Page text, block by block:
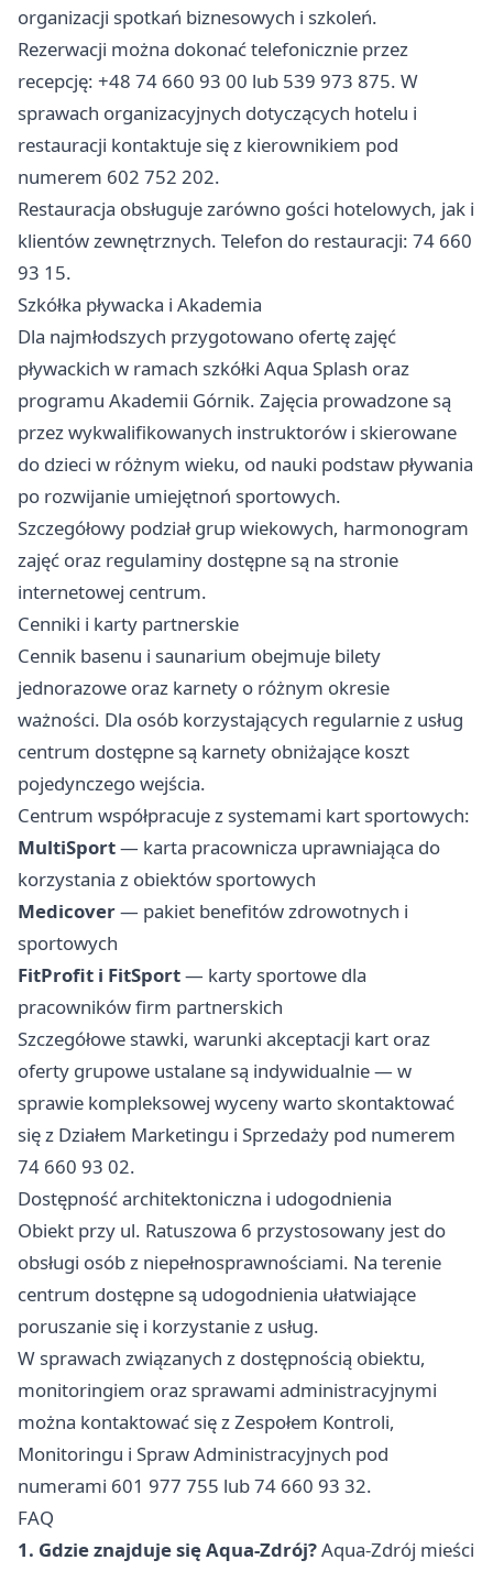
organizacji spotkań biznesowych i szkoleń.
Rezerwacji można dokonać telefonicznie przez
recepcję: +48 74 660 93 00 lub 539 973 875. W
sprawach organizacyjnych dotyczących hotelu i
restauracji kontaktuje się z kierownikiem pod
numerem 602 752 202.
Restauracja obsługuje zarówno gości hotelowych, jak i
klientów zewnętrznych. Telefon do restauracji: 74 660
93 15.
Szkółka pływacka i Akademia
Dla najmłodszych przygotowano ofertę zajęć
pływackich w ramach szkółki Aqua Splash oraz
programu Akademii Górnik. Zajęcia prowadzone są
przez wykwalifikowanych instruktorów i skierowane
do dzieci w różnym wieku, od nauki podstaw pływania
po rozwijanie umiejętnoń sportowych.
Szczegółowy podział grup wiekowych, harmonogram
zajęć oraz regulaminy dostępne są na stronie
internetowej centrum.
Cenniki i karty partnerskie
Cennik basenu i saunarium obejmuje bilety
jednorazowe oraz karnety o różnym okresie
ważności. Dla osób korzystających regularnie z usług
centrum dostępne są karnety obniżające koszt
pojedynczego wejścia.
Centrum współpracuje z systemami kart sportowych:
MultiSport— karta pracownicza uprawniająca do
korzystania z obiektów sportowych
Medicover— pakiet benefitów zdrowotnych i
sportowych
FitProfit i FitSport— karty sportowe dla
pracowników firm partnerskich
Szczegółowe stawki, warunki akceptacji kart oraz
oferty grupowe ustalane są indywidualnie — w
sprawie kompleksowej wyceny warto skontaktować
się z Działem Marketingu i Sprzedaży pod numerem
74 660 93 02.
Dostępność architektoniczna i udogodnienia
Obiekt przy ul. Ratuszowa 6 przystosowany jest do
obsługi osób z niepełnosprawnościami. Na terenie
centrum dostępne są udogodnienia ułatwiające
poruszanie się i korzystanie z usług.
W sprawach związanych z dostępnością obiektu,
monitoringiem oraz sprawami administracyjnymi
można kontaktować się z Zespołem Kontroli,
Monitoringu i Spraw Administracyjnych pod
numerami 601 977 755 lub 74 660 93 32.
FAQ
1. Gdzie znajduje się Aqua-Zdrój?Aqua-Zdrój mieści